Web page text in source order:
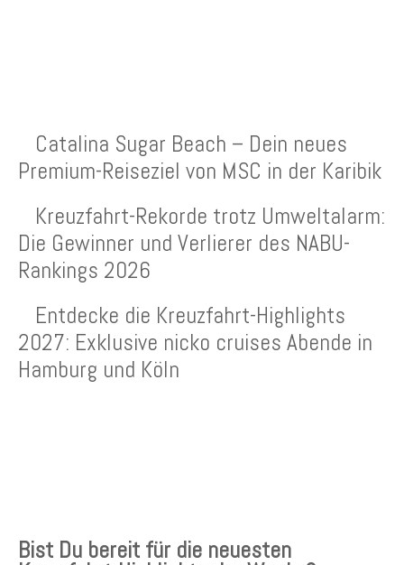
Catalina Sugar Beach – Dein neues
Premium-Reiseziel von MSC in der Karibik
Kreuzfahrt-Rekorde trotz Umweltalarm:
Die Gewinner und Verlierer des NABU-
Rankings 2026
Entdecke die Kreuzfahrt-Highlights
2027: Exklusive nicko cruises Abende in
Hamburg und Köln
Bist Du bereit für die neuesten